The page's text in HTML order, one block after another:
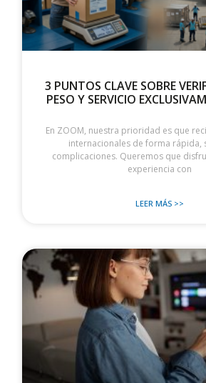
3 PUNTOS CLAVE SOBRE
PESO Y SERVICIO
En ZOOM, nuestra prioridad es que
internacionales de forma rápida,
complicaciones. Queremos que
experiencia con
LEER MÁS >>